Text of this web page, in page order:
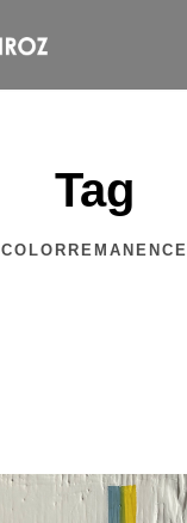
Tag
COLORREMANENCE